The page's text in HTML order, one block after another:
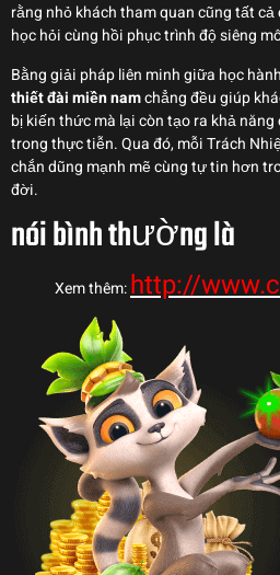
rằng nhỏ khách tham quan cũng tất
học hỏi cùng hồi phục trình độ siêng
Bằng giải pháp liên minh giữa học
thiết đài miền namchẳng đều giúp
bị kiến thức mà lại còn tạo ra khả
trong thực tiễn. Qua đó, mỗi Trách
chắn dũng mạnh mẽ cùng tự tin hơn
đời.
nói bình thường là
Xem thêm:http://